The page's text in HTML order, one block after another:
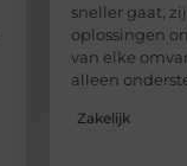
sneller gaat,
oplossingen
van elke
alleen
Zakelijk